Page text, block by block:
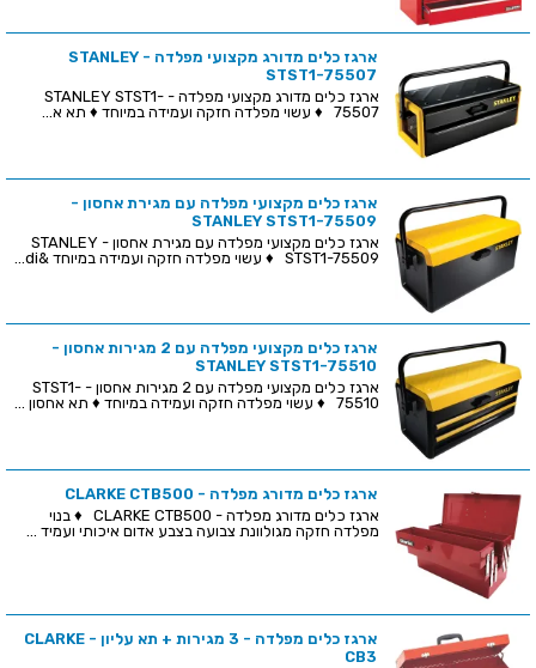
ארגז כלים מדורג מקצועי מפלדה - STANLEY
STST1-75507
ארגז כלים מדורג מקצועי מפלדה - STANLEY STST1-
75507 ♦ עשוי מפלדה חזקה ועמידה במיוחד ♦ תא א...
ארגז כלים מקצועי מפלדה עם מגירת אחסון -
STANLEY STST1-75509
ארגז כלים מקצועי מפלדה עם מגירת אחסון - STANLEY
STST1-75509 ♦ עשוי מפלדה חזקה ועמידה במיוחד &di...
ארגז כלים מקצועי מפלדה עם 2 מגירות אחסון -
STANLEY STST1-75510
ארגז כלים מקצועי מפלדה עם 2 מגירות אחסון - STST1-
75510 ♦ עשוי מפלדה חזקה ועמידה במיוחד ♦ תא אחסון ...
ארגז כלים מדורג מפלדה - CLARKE CTB500
ארגז כלים מדורג מפלדה - CLARKE CTB500 ♦ בנוי
מפלדה חזקה מגולוונת צבועה בצבע אדום איכותי ועמיד ...
ארגז כלים מפלדה - 3 מגירות + תא עליון - CLARKE
CB3